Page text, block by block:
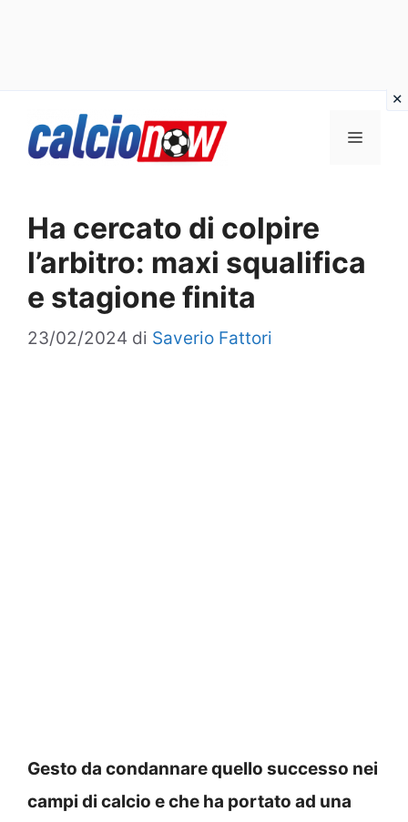
Menu
Ha cercato di colpire
l’arbitro: maxi squalifica
e stagione finita
23/02/2024 di Saverio Fattori
Gesto da condannare quello successo nei
campi di calcio e che ha portato ad una